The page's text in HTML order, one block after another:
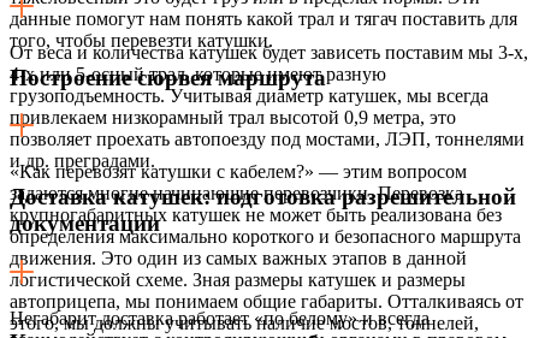
данные помогут нам понять какой трал и тягач поставить для
того, чтобы перевезти катушки.
От веса и количества катушек будет зависеть поставим мы 3-х,
4-х или 5-осный трал, которые имеют разную
грузоподъемность. Учитывая диаметр катушек, мы всегда
привлекаем низкорамный трал высотой 0,9 метра, это
позволяет проехать автопоезду под мостами, ЛЭП, тоннелями
и др. преградами.
Построение сюрвея маршрута
«Как перевозят катушки с кабелем?» — этим вопросом
задаются многие начинающие перевозчики. Перевозка
крупногабаритных катушек не может быть реализована без
определения максимально короткого и безопасного маршрута
движения. Это один из самых важных этапов в данной
логистической схеме. Зная размеры катушек и размеры
автоприцепа, мы понимаем общие габариты. Отталкиваясь от
этого, мы должны учитывать наличие мостов, тоннелей,
Доставка катушек: подготовка разрешительной
документации
Негабарит доставка работает «по белому» и всегда